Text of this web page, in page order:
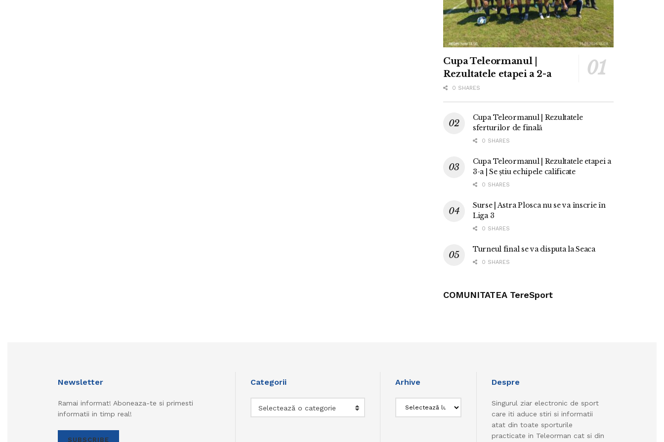
Cupa Teleormanul |
Rezultatele etapei a 2-a
0 SHARES
Cupa Teleormanul | Rezultatele
sferturilor de finală
0 SHARES
Cupa Teleormanul | Rezultatele etapei a
3-a | Se știu echipele calificate
0 SHARES
Surse | Astra Plosca nu se va înscrie în
Liga 3
0 SHARES
Turneul final se va disputa la Seaca
0 SHARES
COMUNITATEA TereSport
Newsletter
Ramai informat! Aboneaza-te si primesti
informatii in timp real!
SUBSCRIBE
Categorii
Selectează o categorie
Arhive Despre
Singurul ziar electronic de sport
care iti aduce stiri si informatii
atat din toate sporturile
practicate in Teleorman cat si din